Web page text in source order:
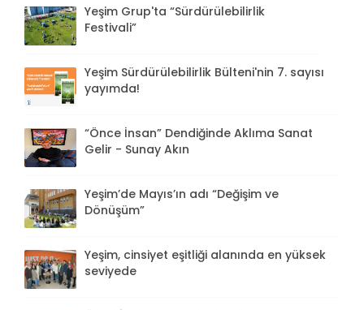
Yeşim Grup'ta “Sürdürülebilirlik
Festivali”
Yeşim Sürdürülebilirlik Bülteni'nin 7. sayısı
yayımda!
“Önce İnsan” Dendiğinde Aklıma Sanat
Gelir - Sunay Akın
Yeşim’de Mayıs’ın adı “Değişim ve
Dönüşüm”
Yeşim, cinsiyet eşitliği alanında en yüksek
seviyede